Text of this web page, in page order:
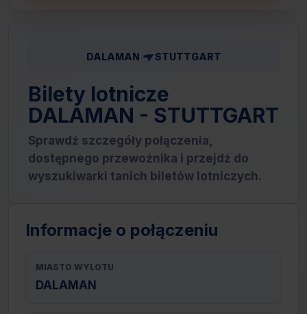
DALAMAN STUTTGART
Bilety lotnicze
DALAMAN - STUTTGART
Sprawdź szczegóły połączenia,
dostępnego przewoźnika i przejdź do
wyszukiwarki tanich biletów lotniczych.
Informacje o połączeniu
MIASTO WYLOTU
DALAMAN